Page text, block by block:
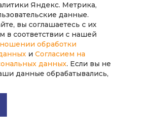
Яндекс. Метрика,
данные.
вы соглашаетесь с их
в соответствии с нашей
обработки
и Согласием на
данных. Если вы не
данные обрабатывались,
Все права защищены.
информационный характер
офертой. Все материалы
собственностью
компании.